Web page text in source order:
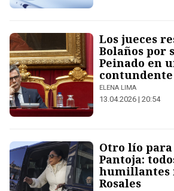
Los jueces
Bolaños por
Peinado en
ELENA LIMA
13.04.2026 | 20:54
Otro lío
Pantoja:
humillantes
Rosales